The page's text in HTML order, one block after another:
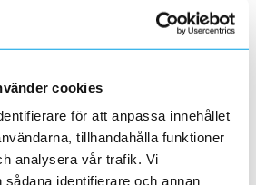
cookies
för att anpassa innehållet
tillhandahålla funktioner
analysera vår trafik. Vi
identifierare och annan
06-30
05-01
råvarupriser.